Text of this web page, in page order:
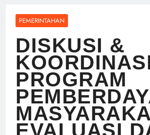
PEMERINTAHAN
DISKUSI &
PROGRAM